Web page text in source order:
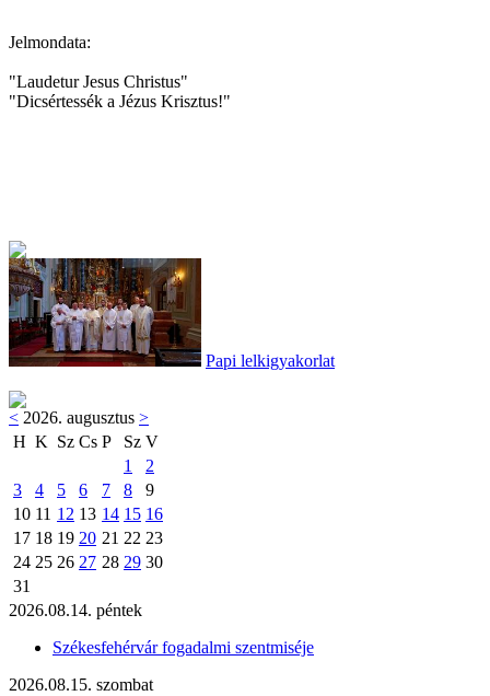
Jelmondata:
"Laudetur Jesus Christus"
"Dicsértessék a Jézus Krisztus!"
Papi lelkigyakorlat
< 2026. augusztus >
H K Sz Cs P Sz V
1
2
3
4 5 6 7 8
9
10 11 12 13 14 15 16
17 18 19 20 21 22 23
24 25 26 27 28 29 30
31
2026.08.14. péntek
Székesfehérvár fogadalmi szentmiséje
2026.08.15. szombat